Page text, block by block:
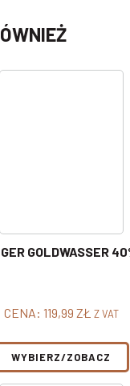
GOLDWASSER
CENA: 119,99 ZŁ Z VAT
WYBIERZ/ZOBACZ